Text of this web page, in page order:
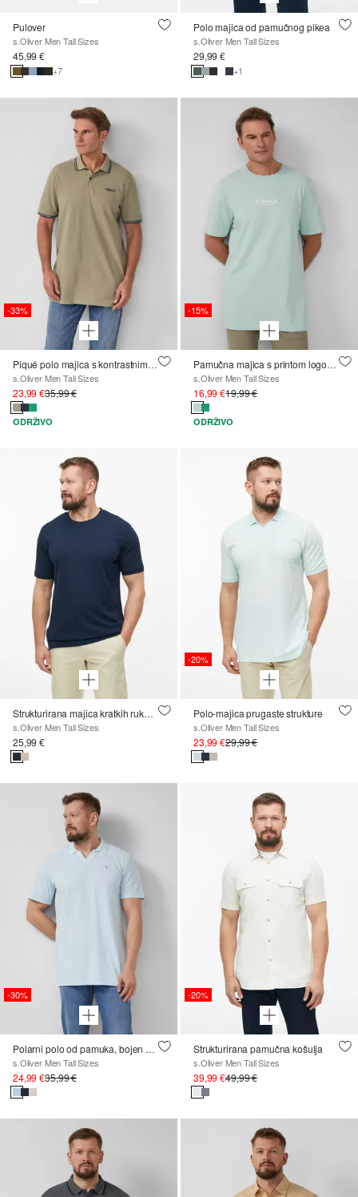
Pulover
s.Oliver Men Tall Sizes
45,99 €
+7
Polo majica od pamučnog pikea
s.Oliver Men Tall Sizes
29,99 €
+1
-33%
Piqué polo majica s kontrastnim detaljima i logotipom
s.Oliver Men Tall Sizes
23,99 €35,99 €
ODRŽIVO
-15%
Pamučna majica s printom logotipa
s.Oliver Men Tall Sizes
16,99 €19,99 €
ODRŽIVO
Strukturirana majica kratkih rukava s pasicom
s.Oliver Men Tall Sizes
25,99 €
-20%
Polo-majica prugaste strukture
s.Oliver Men Tall Sizes
23,99 €29,99 €
-30%
Polarni polo od pamuka, bojen u komadu
s.Oliver Men Tall Sizes
24,99 €35,99 €
-20%
Strukturirana pamučna košulja
s.Oliver Men Tall Sizes
39,99 €49,99 €